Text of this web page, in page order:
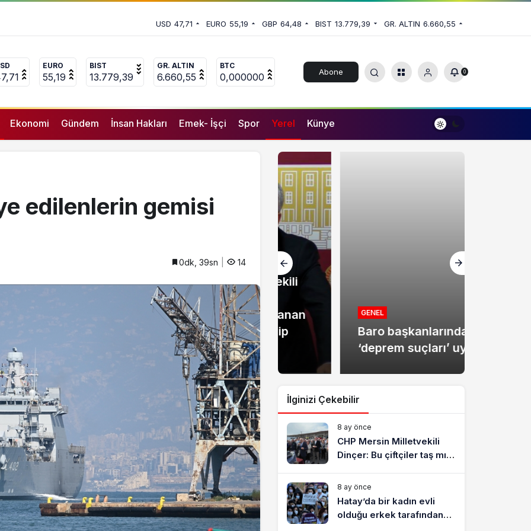
USD 47,71 EURO 55,19 GBP 64,48 BIST 13.779,39 GR. ALTIN 6.660,55
EURO
55,19
BIST
13.779,39
GR. ALTIN
6.660,55
BTC
0,000000 Abone 0
Ekonomi Gündem İnsan Hakları Emek- İşçi Spor Yerel Künye
edilenlerin gemisi
0dk, 39sn 14
İstifa eden Mersin vekili
Çakır’dan açıklama:
“Yörük çocuğu, suçlanan
adamların önüne gelip
ifade vermez”
GENEL
Baro başkanlarından
‘deprem suçları’ uyarısı
İlginizi Çekebilir
8 ay önce
CHP Mersin Milletvekili
Dinçer: Bu çiftçiler taş mı
8 ay önce
Hatay’da bir kadın evli
olduğu erkek tarafından